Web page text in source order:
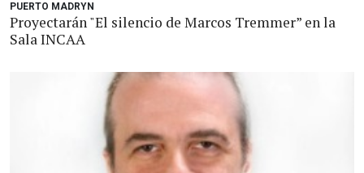
PUERTO MADRYN
Proyectarán "El silencio de Marcos Tremmer” en la
Sala INCAA